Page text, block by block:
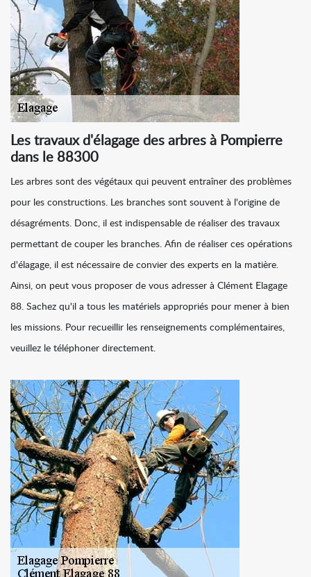
Les travaux d'élagage des arbres à Pompierre
dans le 88300
Les arbres sont des végétaux qui peuvent entraîner des problèmes
pour les constructions. Les branches sont souvent à l'origine de
désagréments. Donc, il est indispensable de réaliser des travaux
permettant de couper les branches. Afin de réaliser ces opérations
d'élagage, il est nécessaire de convier des experts en la matière.
Ainsi, on peut vous proposer de vous adresser à Clément Elagage
88. Sachez qu'il a tous les matériels appropriés pour mener à bien
les missions. Pour recueillir les renseignements complémentaires,
veuillez le téléphoner directement.